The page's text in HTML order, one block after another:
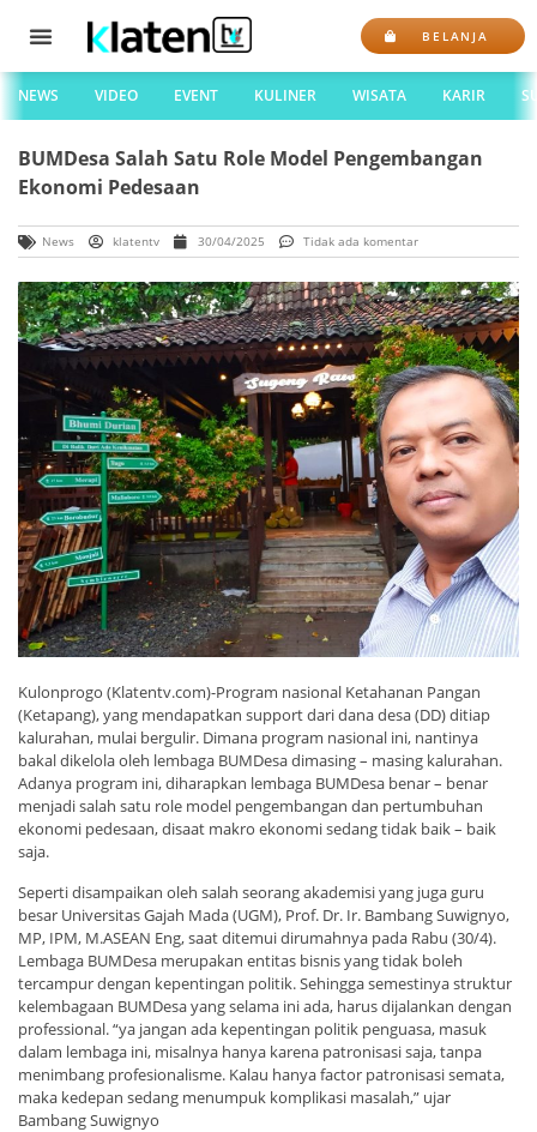
BELANJA
NEWS VIDEO EVENT KULINER WISATA KARIR
BUMDesa Salah Satu Role Model Pengembangan
Ekonomi Pedesaan
News klatentv 30/04/2025 Tidak ada komentar
Kulonprogo (Klatentv.com)-Program nasional Ketahanan Pangan
(Ketapang), yang mendapatkan support dari dana desa (DD) ditiap
kalurahan, mulai bergulir. Dimana program nasional ini, nantinya
bakal dikelola oleh lembaga BUMDesa dimasing – masing kalurahan.
Adanya program ini, diharapkan lembaga BUMDesa benar – benar
menjadi salah satu role model pengembangan dan pertumbuhan
ekonomi pedesaan, disaat makro ekonomi sedang tidak baik – baik
saja.
Seperti disampaikan oleh salah seorang akademisi yang juga guru
besar Universitas Gajah Mada (UGM), Prof. Dr. Ir. Bambang Suwignyo,
MP, IPM, M.ASEAN Eng, saat ditemui dirumahnya pada Rabu (30/4).
Lembaga BUMDesa merupakan entitas bisnis yang tidak boleh
tercampur dengan kepentingan politik. Sehingga semestinya struktur
kelembagaan BUMDesa yang selama ini ada, harus dijalankan dengan
professional. “ya jangan ada kepentingan politik penguasa, masuk
dalam lembaga ini, misalnya hanya karena patronisasi saja, tanpa
menimbang profesionalisme. Kalau hanya factor patronisasi semata,
maka kedepan sedang menumpuk komplikasi masalah,” ujar
Bambang Suwignyo